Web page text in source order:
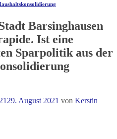
Barsinghausen
Ist eine
Sparpolitik aus der
29. August 2021 von Kerstin